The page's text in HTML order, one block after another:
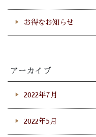
お得なお知らせ
アーカイブ
2022年7月
2022年5月